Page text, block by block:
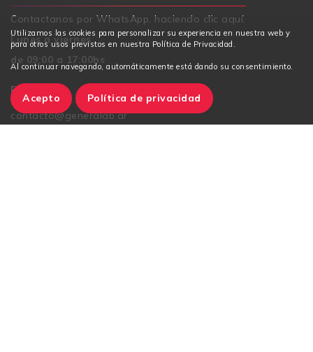
Utilizamos las cookies para personalizar su experiencia en nuestra web y
para otros usos previstos en nuestra Política de Privacidad.
Al continuar navegando, automáticamente está dando su consentimiento.
Acepto Política de privacidad
Contactanos por WhatsApp, haciendo clic aquí.
Lunes a viernes
de 09:00 a 17:00hs
E-mail
contacto@generalab.ar